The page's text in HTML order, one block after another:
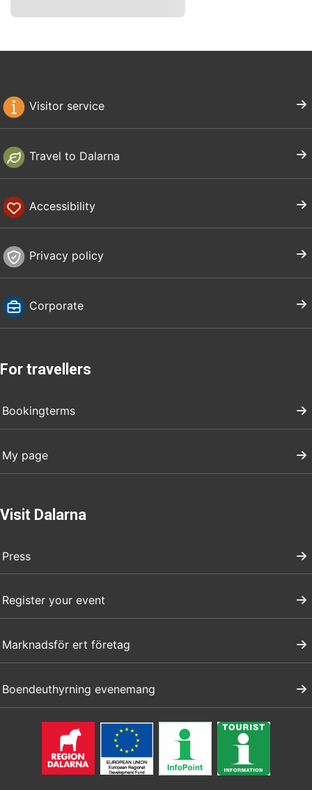
Visitor service
Travel to Dalarna
Accessibility
Privacy policy
Corporate
For travellers
Bookingterms
My page
Visit Dalarna
Press
Register your event
Marknadsför ert företag
Boendeuthyrning evenemang